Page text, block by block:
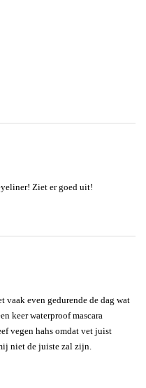
Ziet er goed uit!
even gedurende de dag wat
keer waterproof mascara
vegen hahs omdat vet juist
niet de juiste zal zijn.